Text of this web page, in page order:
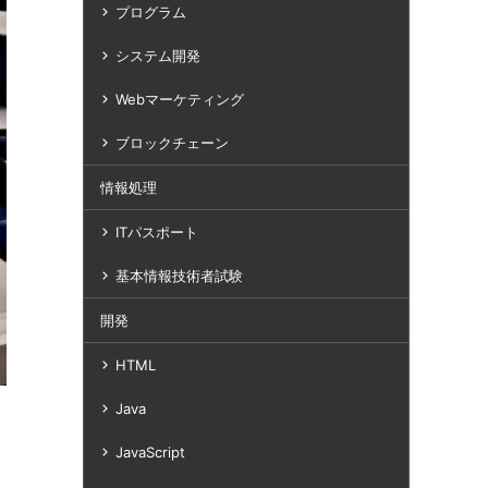
プログラム
システム開発
Webマーケティング
ブロックチェーン
情報処理
ITパスポート
基本情報技術者試験
開発
HTML
Java
JavaScript